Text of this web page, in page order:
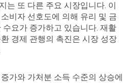
는 또 다른 주요 시장입니다. 이
비자 선호도에 의해 유리 및 금
요가 증가하고 있습니다. 재활
경제 관행의 촉진은 시장 성장
가와 가처분 소득 수준의 상승에